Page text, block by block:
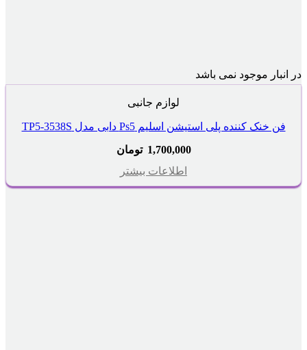
در انبار موجود نمی باشد
لوازم جانبی
فن خنک کننده پلی استیشن اسلیم Ps5 دابی مدل TP5-3538S
1,700,000 تومان
اطلاعات بیشتر